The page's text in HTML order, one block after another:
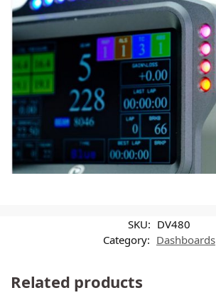
SKU: DV480
Category: Dashboards
Related products